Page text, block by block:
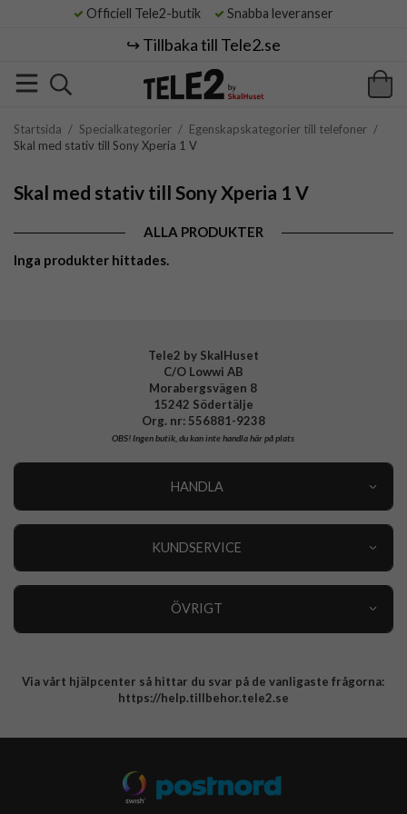
Officiell Tele2-butik Snabba leveranser
↪️ Tillbaka till Tele2.se
Startsida / Specialkategorier / Egenskapskategorier till telefoner /
Skal med stativ till Sony Xperia 1 V
Skal med stativ till Sony Xperia 1 V
ALLA PRODUKTER
Inga produkter hittades.
Tele2 by SkalHuset
C/O Lowwi AB
Morabergsvägen 8
15242 Södertälje
Org. nr: 556881-9238
OBS!Ingen butik, du kan inte handla här på plats
HANDLA
KUNDSERVICE
ÖVRIGT
Integritetspolicy
Via vårt hjälpcenter så hittar du svar på de vanligaste frågorna:
https://help.tillbehor.tele2.se